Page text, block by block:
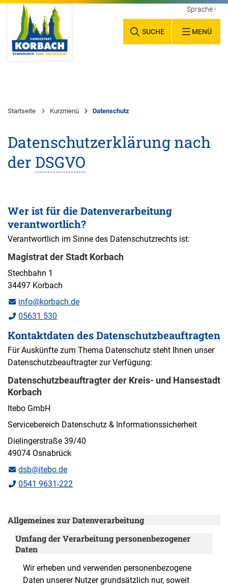
SUCHE MENÜ
Sprache
Startseite Kurzmenü Datenschutz
Datenschutzerklärung nach
der DSGVO
Wer ist für die Datenverarbeitung
verantwortlich?
Verantwortlich im Sinne des Datenschutzrechts ist:
Magistrat der Stadt Korbach
Stechbahn 1
34497 Korbach
info@korbach.de
05631 530
Kontaktdaten des Datenschutzbeauftragten
Für Auskünfte zum Thema Datenschutz steht Ihnen unser
Datenschutzbeauftragter zur Verfügung:
Datenschutzbeauftragter der Kreis- und Hansestadt
Korbach
Itebo GmbH
Servicebereich Datenschutz & Informationssicherheit
Dielingerstraße 39/40
49074 Osnabrück
dsb@itebo.de
0541 9631-222
Allgemeines zur Datenverarbeitung
Umfang der Verarbeitung personenbezogener
Daten
Wir erheben und verwenden personenbezogene
Daten unserer Nutzer grundsätzlich nur, soweit